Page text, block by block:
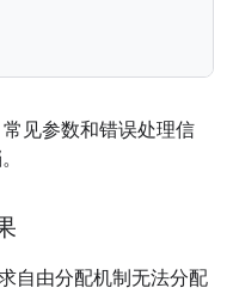
见参数和错误处理信
自由分配机制无法分配